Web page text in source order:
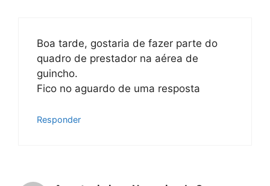
Boa tarde, gostaria de fazer parte do
quadro de prestador na aérea de
guincho.
Fico no aguardo de uma resposta
Responder